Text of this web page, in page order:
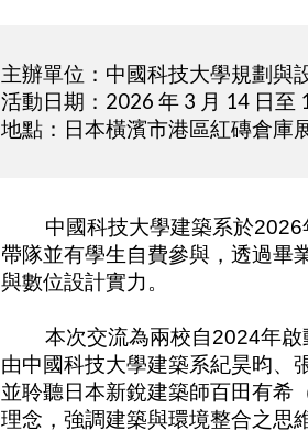
主辦單位：中國科技大學規劃與
活動日期： 2026年 3 月 14 日至
地點：日本橫濱市港區紅磚倉庫
中國科技大學建築系於2026
帶隊並有學生自費參與，透過畢
與數位設計實力。
本次交流為兩校自2024年啟
由中國科技大學建築系紀昊昀、
並聆聽日本新銳建築師百田有希
理念，強調建築與環境整合之思